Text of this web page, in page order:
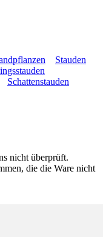
Stauden
Schattenstauden
nicht überprüft.
die die Ware nicht